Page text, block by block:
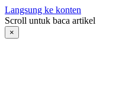
Langsung ke konten
Scroll untuk baca artikel
×